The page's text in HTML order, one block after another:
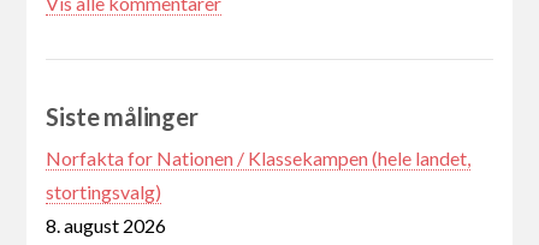
Siste målinger
Norfakta for Nationen / Klassekampen (hele landet,
stortingsvalg)
8. august 2026